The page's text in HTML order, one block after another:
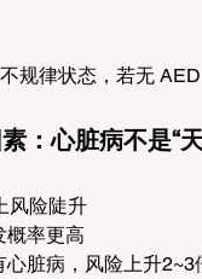
规律状态，若无
：心脏病不是“
风险陡升
概率更高
心脏病，风险上升2~3